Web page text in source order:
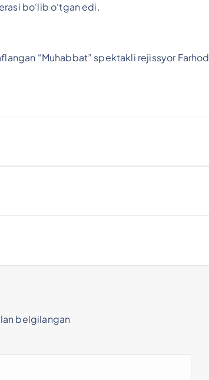
bo‘lib o‘tgan edi.
“Muhabbat” spektakli rejissyor Farhod
belgilangan